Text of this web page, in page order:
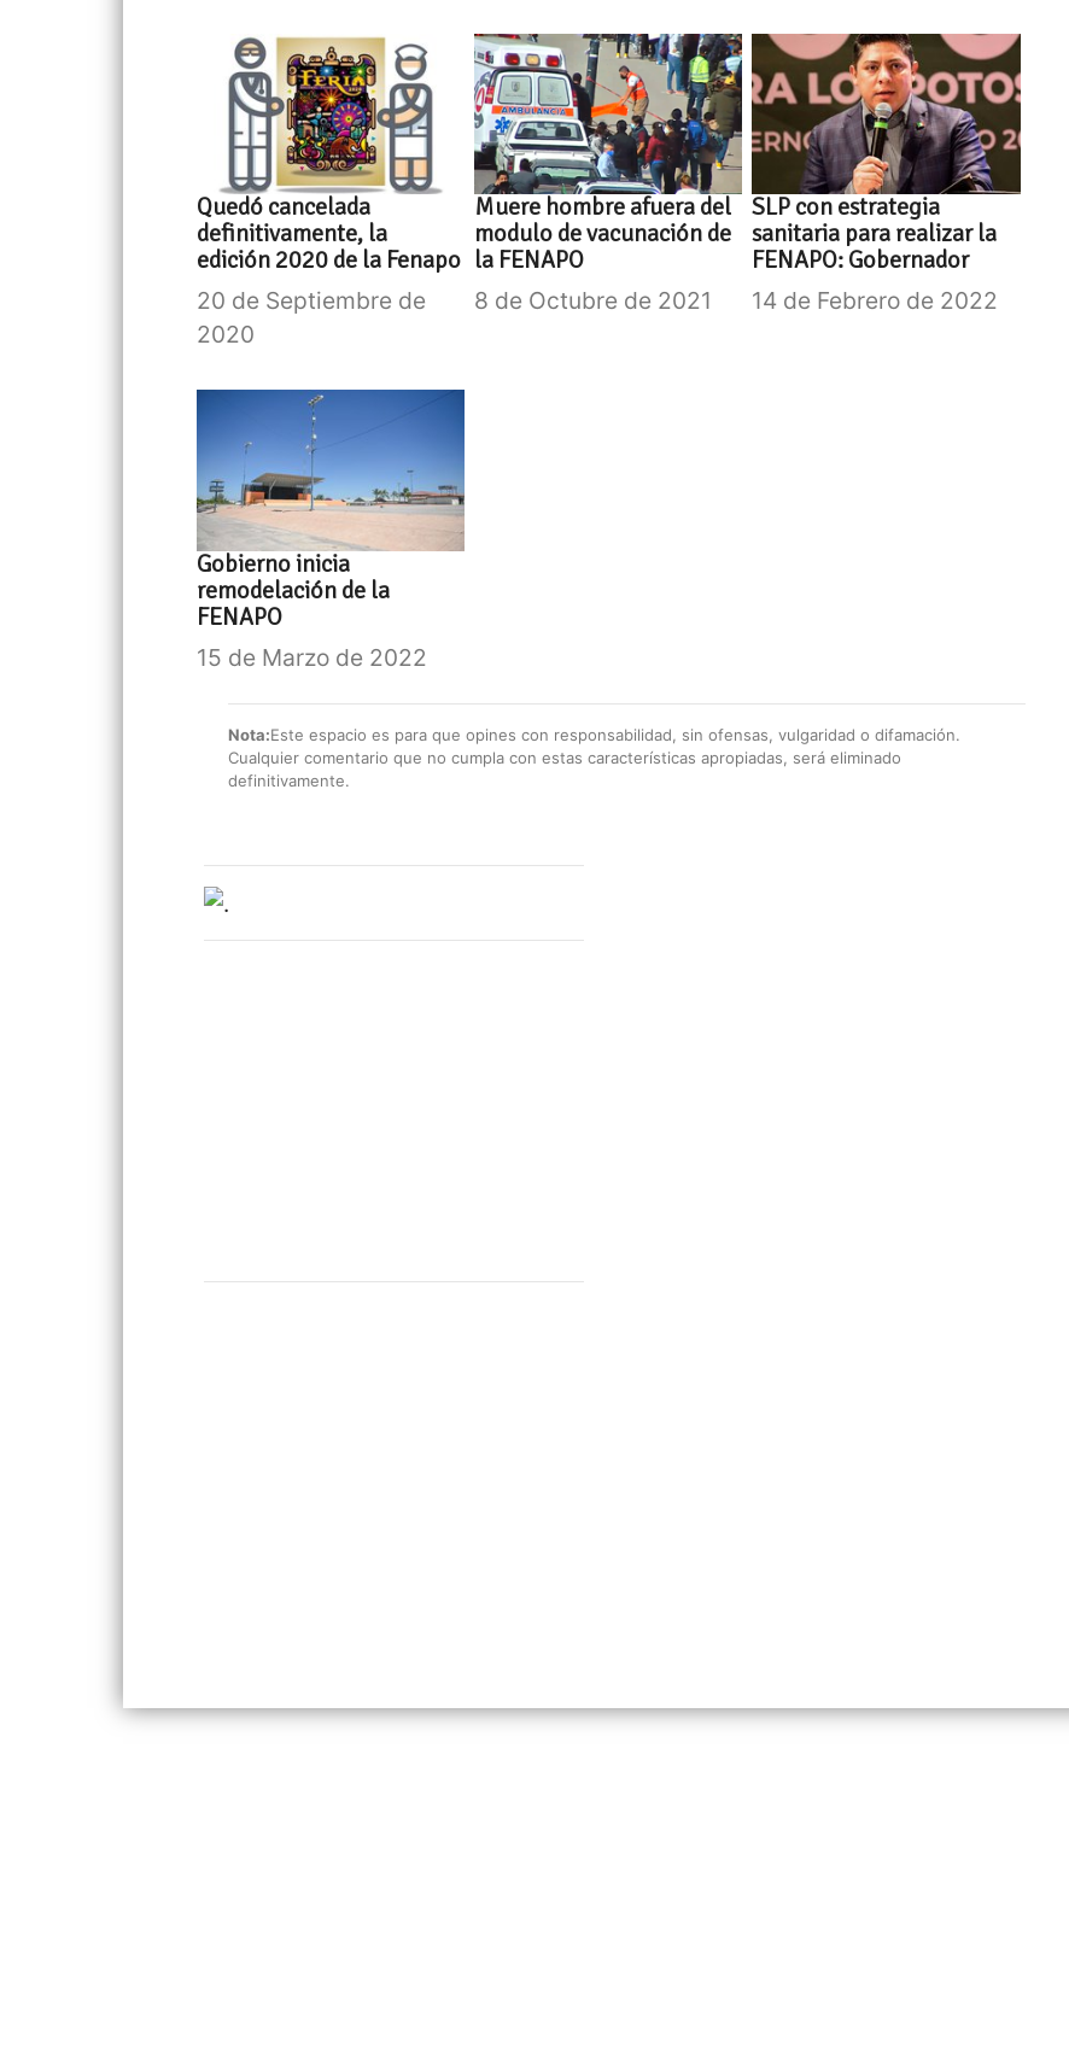
Quedó cancelada
definitivamente, la
edición 2020 de la Fenapo
20 de Septiembre de
2020
Muere hombre afuera del
modulo de vacunación de
la FENAPO
8 de Octubre de 2021
SLP con estrategia
sanitaria para realizar la
FENAPO: Gobernador
14 de Febrero de 2022
Gobierno inicia
remodelación de la
FENAPO
15 de Marzo de 2022
Nota:Este espacio es para que opines con responsabilidad, sin ofensas, vulgaridad o difamación.
Cualquier comentario que no cumpla con estas características apropiadas, será eliminado
definitivamente.